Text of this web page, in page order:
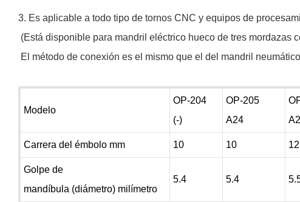
3. Es aplicable a todo tipo de tornos CNC y equipos de
(Está disponible para mandril eléctrico hueco de tres mordazas
El método de conexión es el mismo que el del mandril
Modelo
OP-204
(-)
OP-205
A24
Carrera del émbolo mm 10 10 12
Golpe de
mandíbula (diámetro) milímetro
5.4 5.4